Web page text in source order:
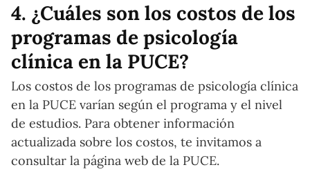
4. ¿Cuáles son los costos de los
programas de psicología
clínica en la PUCE?
Los costos de los programas de psicología clínica
en la PUCE varían según el programa y el nivel
de estudios. Para obtener información
actualizada sobre los costos, te invitamos a
consultar la página web de la PUCE.